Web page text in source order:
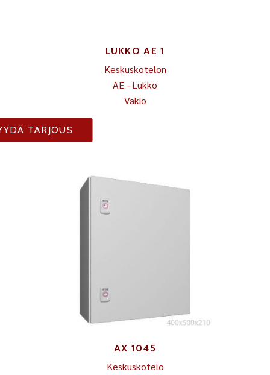
LUKKO AE 1
Keskuskotelon
AE - Lukko
Vakio
TARJOUS
AX 1045
Keskuskotelo